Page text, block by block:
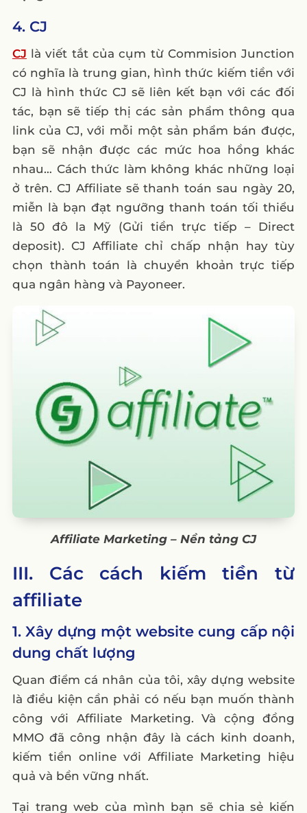
4. CJ
CJ là viết tắt của cụm từ Commision Junction
có nghĩa là trung gian, hình thức kiếm tiền với
CJ là hình thức CJ sẽ liên kết bạn với các đối
tác, bạn sẽ tiếp thị các sản phẩm thông qua
link của CJ, với mỗi một sản phẩm bán được,
bạn sẽ nhận được các mức hoa hồng khác
nhau… Cách thức làm không khác những loại
ở trên. CJ Affiliate sẽ thanh toán sau ngày 20,
miễn là bạn đạt ngưỡng thanh toán tối thiểu
là 50 đô la Mỹ (Gửi tiền trực tiếp – Direct
deposit). CJ Affiliate chỉ chấp nhận hay tùy
chọn thành toán là chuyển khoản trực tiếp
qua ngân hàng và Payoneer.
Affiliate Marketing – Nền tảng CJ
III. Các cách kiếm tiền từ
affiliate
1. Xây dựng một website cung cấp nội
dung chất lượng
Quan điểm cá nhân của tôi, xây dựng website
là điều kiện cần phải có nếu bạn muốn thành
công với Affiliate Marketing. Và cộng đồng
MMO đã công nhận đây là cách kinh doanh,
kiếm tiền online với Affiliate Marketing hiệu
quả và bền vững nhất.
Tại trang web của mình bạn sẽ chia sẻ kiến